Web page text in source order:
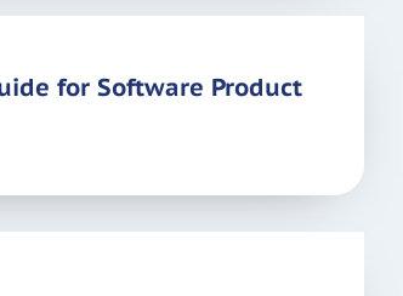
for Software Product